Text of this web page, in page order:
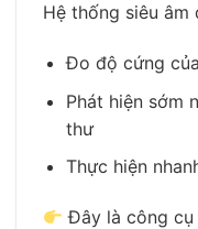
Hệ thống siêu âm
Đo độ cứng
Phát hiện sớm
thư
Thực hiện
Đây là công cụ